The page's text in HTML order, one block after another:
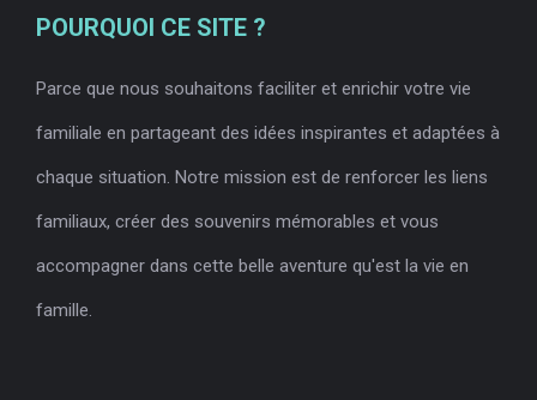
POURQUOI CE SITE ?
Parce que nous souhaitons faciliter et enrichir votre vie
familiale en partageant des idées inspirantes et adaptées à
chaque situation. Notre mission est de renforcer les liens
familiaux, créer des souvenirs mémorables et vous
accompagner dans cette belle aventure qu'est la vie en
famille.